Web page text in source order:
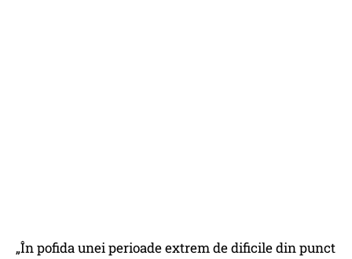
„În pofida unei perioade extrem de dificile din punct